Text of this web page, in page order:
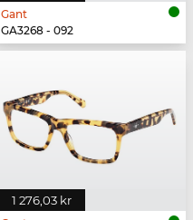
Gant
GA3268 - 092
1 276,03 kr